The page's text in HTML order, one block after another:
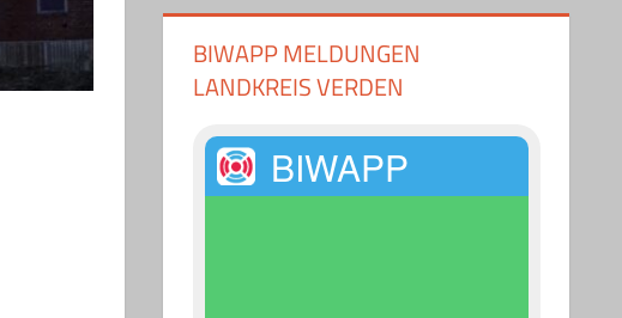
BIWAPP MELDUNGEN
LANDKREIS VERDEN
BIWAPP